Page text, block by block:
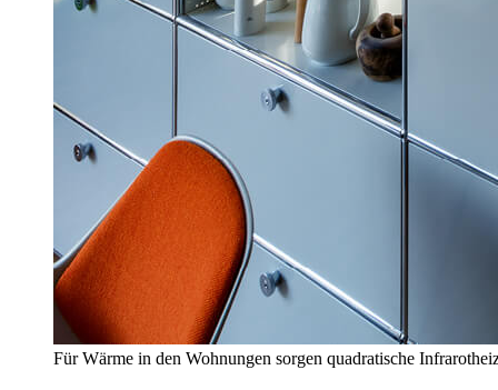
Für Wärme in den Wohnungen sorgen quadratische